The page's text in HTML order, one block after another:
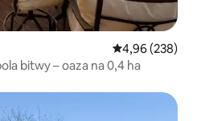
Średnia
4,96 (238)
bitwy – oaza na 0,4 ha